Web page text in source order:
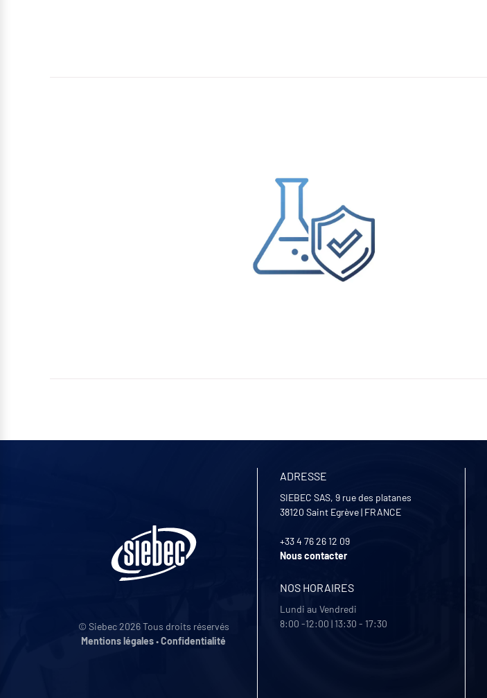
© Siebec 2026 Tous droits réservés
Mentions légales•Confidentialité
ADRESSE
SIEBEC SAS, 9 rue des platanes
38120 Saint Egrève| FRANCE
+33 4 76 26 12 09
Nous contacter
NOS HORAIRES
Lundi au Vendredi
8:00 -12:00 | 13:30 - 17:30